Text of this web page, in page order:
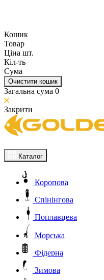
Кошик
Товар
Ціна шт.
Кіл-ть
Сума
Очистити кошик
Загальна сума 0
Закрити
Каталог
Коропова
Спінінгова
Поплавцева
Морська
Фідерна
Зимова